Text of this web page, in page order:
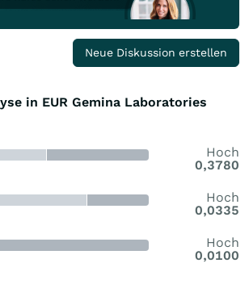
Neue Diskussion erstellen
in EUR Gemina Laboratories
Hoch
0,3780
Hoch
0,0335
Hoch
0,0100